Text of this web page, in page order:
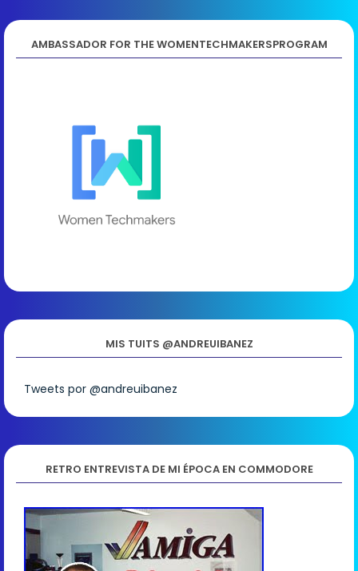
AMBASSADOR FOR THE WOMENTECHMAKERSPROGRAM
MIS TUITS @ANDREUIBANEZ
Tweets por @andreuibanez
RETRO ENTREVISTA DE MI ÉPOCA EN COMMODORE